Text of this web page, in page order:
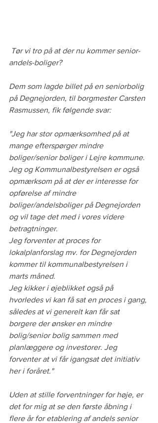
Tør vi tro på at der nu kommer senior-
andels-boliger?
Dem som lagde billet på en seniorbolig
på Degnejorden, til borgmester Carsten
Rasmussen, fik følgende svar:
"Jeg har stor opmærksomhed på at
mange efterspørger mindre
boliger/senior boliger i Lejre kommune.
Jeg og Kommunalbestyrelsen er også
opmærksom på at der er interesse for
opførelse af mindre
boliger/andelsboliger på Degnejorden
og vil tage det med i vores videre
betragtninger.
Jeg forventer at proces for
lokalplanforslag mv. for Degnejorden
kommer til kommunalbestyrelsen i
marts måned.
Jeg kikker i øjeblikket også på
hvorledes vi kan få sat en proces i gang,
således at vi generelt kan får sat
borgere der ønsker en mindre
bolig/senior bolig sammen med
planlæggere og investorer. Jeg
forventer at vi får igangsat det initiativ
her i foråret."
Uden at stille forventninger for høje, er
det for mig at se den første åbning i
flere år for etablering af andels senior